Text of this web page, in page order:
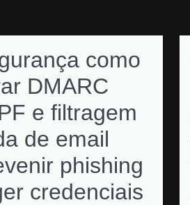
como
DMARC
e filtragem
de email
phishing
credenciais